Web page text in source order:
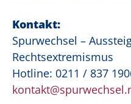
Kontakt:
Spurwechsel –
Rechtsextremismus
Hotline: 0211 / 837